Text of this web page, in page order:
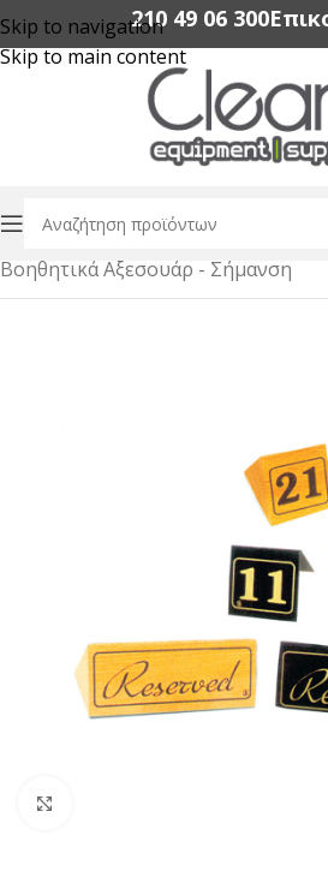
Skip to navigation
Skip to main content
210 49 06 300‬
Αρχική σελίδα/Εξοπλισμός Εστίασης
Βοηθητικά Αξεσουάρ - Σήμανση